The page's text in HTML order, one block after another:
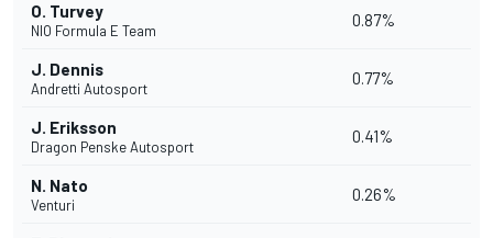
O. Turvey
NIO Formula E Team
0.87%
J. Dennis
Andretti Autosport
0.77%
J. Eriksson
Dragon Penske Autosport
0.41%
N. Nato
Venturi
0.26%